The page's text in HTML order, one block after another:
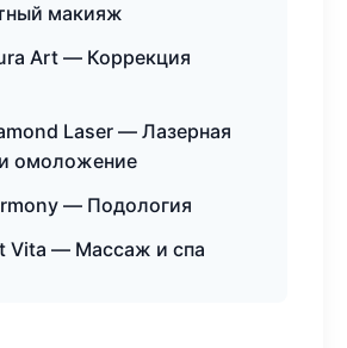
макияж
Art — Коррекция
Laser — Лазерная
омоложение
— Подология
Vita — Массаж и спа